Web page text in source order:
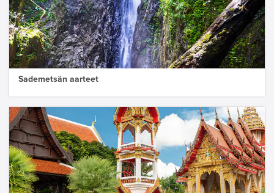
Sademetsän aarteet